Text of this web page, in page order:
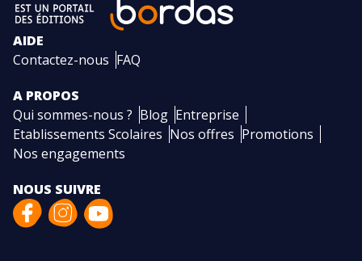
AIDE
Contactez-nous FAQ
A PROPOS
Qui sommes-nous ? Blog Entreprise
Etablissements Scolaires Nos offres Promotions
Nos engagements
NOUS SUIVRE